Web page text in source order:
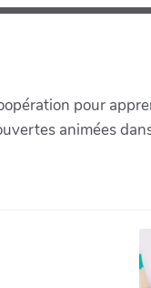
pour
animées